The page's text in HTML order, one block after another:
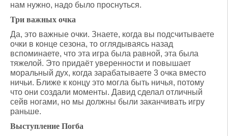
нам нужно, надо было проснуться.
Три важных очка
Да, это важные очки. Знаете, когда вы подсчитываете
очки в конце сезона, то оглядываясь назад
вспоминаете, что эта игра была равной, эта была
тяжелой. Это придаёт уверенности и повышает
моральный дух, когда зарабатываете 3 очка вместо
ничьи. Ближе к концу это могла быть ничья, потому
что они создали моменты. Давид сделал отличный
сейв ногами, но мы должны были заканчивать игру
раньше.
Выступление Погба